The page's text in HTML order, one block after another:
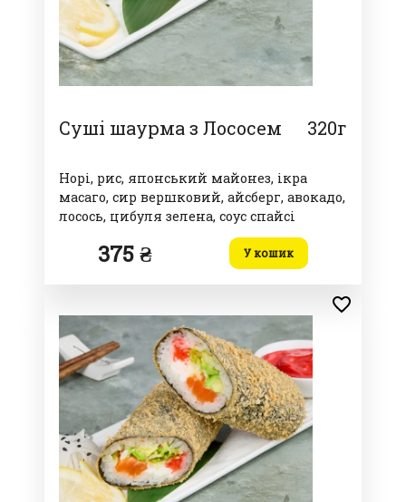
Суші шаурма з Лососем 320г
Норі, рис, японський майонез, ікра
масаго, сир вершковий, айсберг, авокадо,
лосось, цибуля зелена, соус спайсі
375 ₴ У кошик